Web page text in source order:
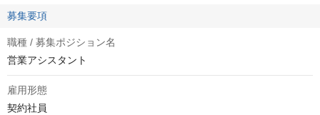
募集要項
職種 / 募集ポジション名
営業アシスタント
雇用形態
契約社員